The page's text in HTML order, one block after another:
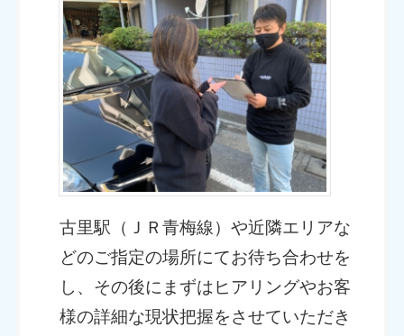
古里駅（ＪＲ青梅線）や近隣エリアな
どのご指定の場所にてお待ち合わせを
し、その後にまずはヒアリングやお客
様の詳細な現状把握をさせていただき